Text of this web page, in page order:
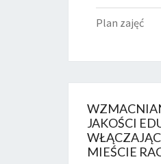
Plan zajęć
JAKOŚCI
MIEŚCIE